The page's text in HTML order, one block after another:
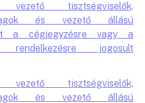
tisztségviselők,
tagok és vezető állású
a cégjegyzésre vagy a
jogosult
tisztségviselők,
tagok és vezető állású